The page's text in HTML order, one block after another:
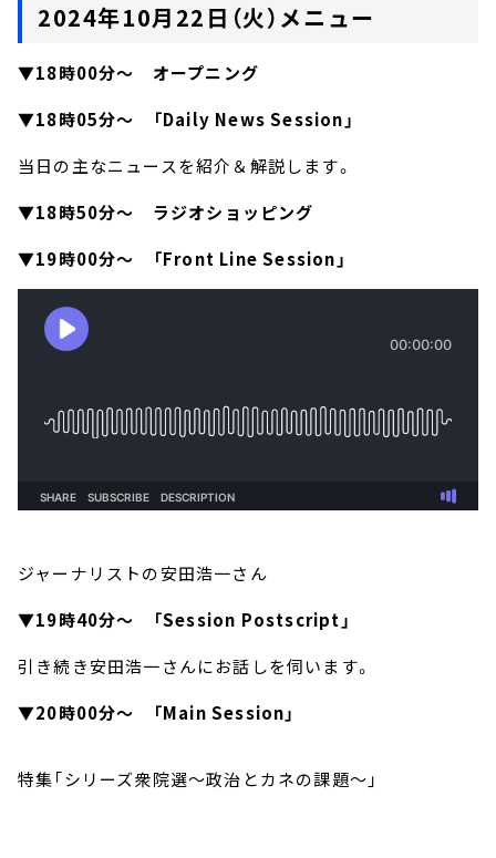
2024年10月22日（火）メニュー
▼18時00分～ オープニング
▼18時05分～ 「Daily News Session」
当日の主なニュースを紹介＆解説します。
▼18時50分～ ラジオショッピング
▼19時00分～ 「Front Line Session」
ジャーナリストの安田浩一さん
▼19時40分～ 「Session Postscript」
引き続き安田浩一さんにお話しを伺います。
▼20時00分～ 「Main Session」
特集「シリーズ衆院選～政治とカネの課題～」